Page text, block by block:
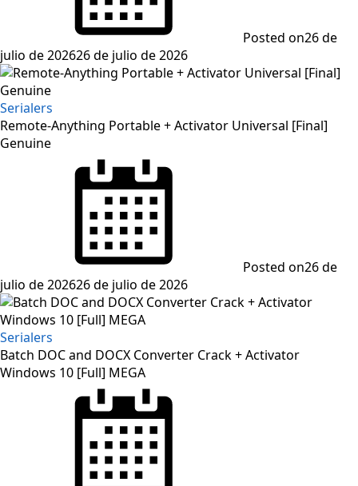
Posted on26 de
julio de 202626 de julio de 2026
Serialers
Remote-Anything Portable + Activator Universal [Final]
Genuine
Posted on26 de
julio de 202626 de julio de 2026
Serialers
Batch DOC and DOCX Converter Crack + Activator
Windows 10 [Full] MEGA